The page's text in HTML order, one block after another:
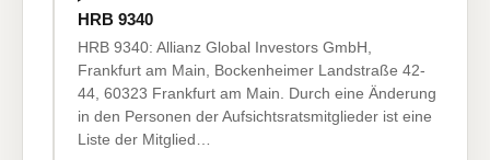
HRB 9340
HRB 9340: Allianz Global Investors GmbH,
Frankfurt am Main, Bockenheimer Landstraße 42-
44, 60323 Frankfurt am Main. Durch eine Änderung
in den Personen der Aufsichtsratsmitglieder ist eine
Liste der Mitglied…